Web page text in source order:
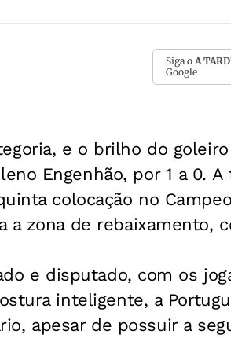
Siga o A
Google
e o brilho do
Engenhão, por 1 a 0. A
colocação no
a zona de rebaixamento,
e disputado, com os
inteligente, a
apesar de possuir a